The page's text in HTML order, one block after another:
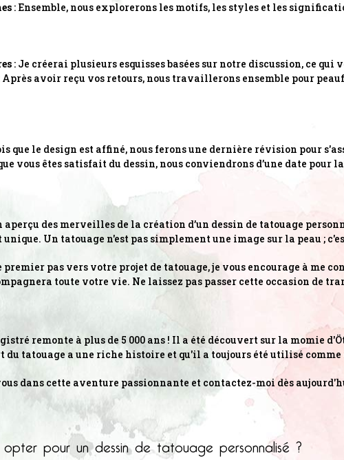
: Ensemble, nous explorerons les motifs, les styles et les
: Je créerai plusieurs esquisses basées sur notre discussion, ce
Après avoir reçu vos retours, nous travaillerons ensemble pour
que le design est affiné, nous ferons une dernière révision pour
vous êtes satisfait du dessin, nous conviendrons d’une date pour
des merveilles de la création d’un dessin de tatouage
Un tatouage n'est pas simplement une image sur la peau ;
pas vers votre projet de tatouage, je vous encourage à me
toute votre vie. Ne laissez pas passer cette occasion de
remonte à plus de 5 000 ans ! Il a été découvert sur la momie
tatouage a une riche histoire et qu'il a toujours été utilisé
dans cette aventure passionnante et contactez-moi dès
opter pour un dessin de tatouage personnalisé ?